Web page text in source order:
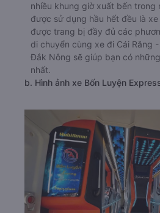
nhiều khung giờ xuất bến trong
được sử dụng hầu hết đều là
được trang bị đầy đủ các
di chuyển cùng xe đi Cái Răng
Đắk Nông sẽ giúp bạn có
nhất.
b. Hình ảnh xe Bốn Luyện